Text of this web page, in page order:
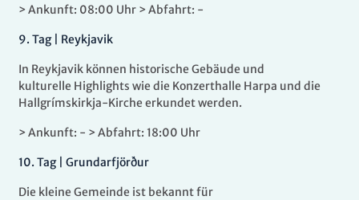
> Ankunft: 08:00 Uhr > Abfahrt: -
9. Tag | Reykjavik
In Reykjavik können historische Gebäude und
kulturelle Highlights wie die Konzerthalle Harpa und die
Hallgrímskirkja-Kirche erkundet werden.
> Ankunft: - > Abfahrt: 18:00 Uhr
10. Tag | Grundarfjörður
Die kleine Gemeinde ist bekannt für